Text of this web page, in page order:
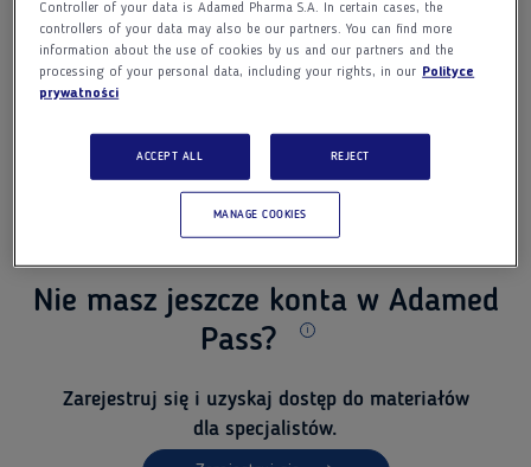
Nie pamiętasz hasła?
Zapamiętaj mnie
Zaloguj się
Jesteś pracownikiem Adamedu? Zaloguj
Nie masz jeszcze konta w Adamed
Pass?
Zarejestruj się i uzyskaj dostęp do materiałów
dla specjalistów.
Controller of your data is Adamed Pharma S.A. In certain cases, the
controllers of your data may also be our partners. You can find more
information about the use of cookies by us and our partners and the
processing of your personal data, including your rights, in our Polityce
prywatności
ACCEPT ALL REJECT
MANAGE COOKIES